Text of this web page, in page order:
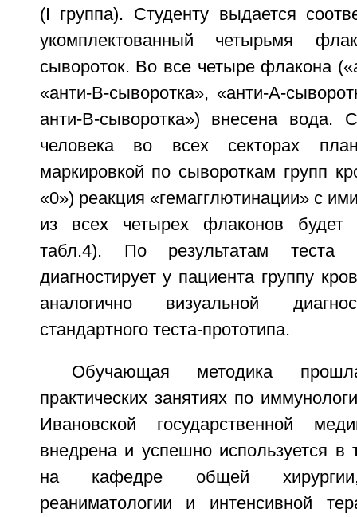
(I группа). Студенту выдается
укомплектованный четырьмя
сывороток. Во все четыре флакона
«анти-B-сыворотка», «анти-A-
анти-B-сыворотка») внесена вода.
человека во всех секторах
маркировкой по сывороткам групп
«0») реакция «гемагглютинации» с
из всех четырех флаконов будет
табл.4). По результатам
диагностирует у пациента группу
аналогично визуальной
стандартного теста-прототипа.
Обучающая методика
практических занятиях по
Ивановской государственной
внедрена и успешно используется в
на кафедре общей хирургии,
реаниматологии и интенсивной